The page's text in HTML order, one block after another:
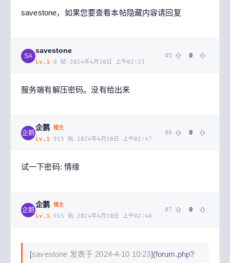
savestone，如果您要查看本帖隐藏内容请回复
SA
savestone
Lv. 1 · 8 帖 · 2024年4月10日 上午02:23
#5 0
服务端有解压密码。没有给出来
企鹅
企鹅 楼主
Lv. 1 · 915 帖 · 2024年4月10日 上午02:47
#6 0
试一下密码: 情缘
企鹅
企鹅 楼主
Lv. 1 · 915 帖 · 2024年4月10日 上午02:48
#7 0
[savestone 发表于 2024-4-10 10:23](forum.php?